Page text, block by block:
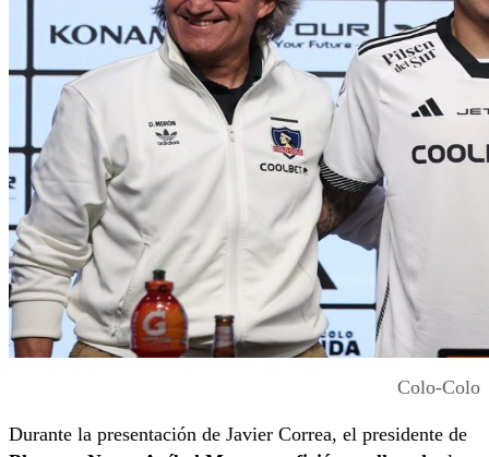
Colo-Colo
Durante la presentación de Javier Correa, el presidente de